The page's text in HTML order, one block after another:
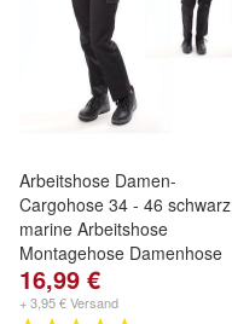
Arbeitshose Damen-
Cargohose 34 - 46 schwarz
marine Arbeitshose
Montagehose Damenhose
16,99 €
+ 3,95 € Versand